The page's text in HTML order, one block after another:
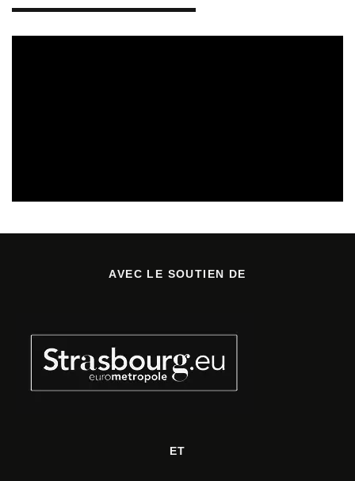
AVEC LE SOUTIEN DE
ET